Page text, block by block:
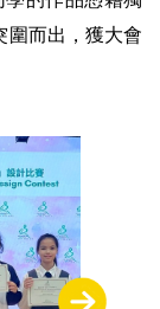
圍而出，獲大會